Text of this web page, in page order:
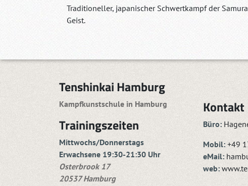
Traditioneller, japanischer Schwertkampf der
Geist.
Tenshinkai Hamburg
Kampfkunstschule in Hamburg
Trainingszeiten
Mittwochs/Donnerstags
Erwachsene 19:30-21:30 Uhr
Osterbrook 17
20537 Hamburg
Kontakt
Büro:
Mobil: +49
eMail:
web: